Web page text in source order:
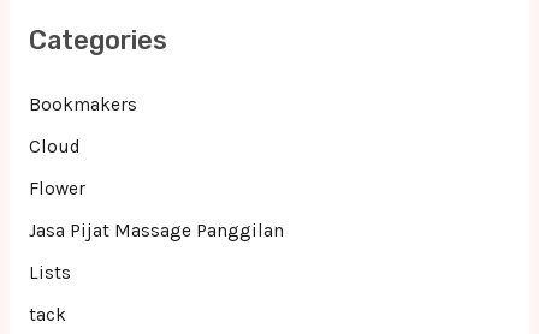
Categories
Bookmakers
Cloud
Flower
Jasa Pijat Massage Panggilan
Lists
tack